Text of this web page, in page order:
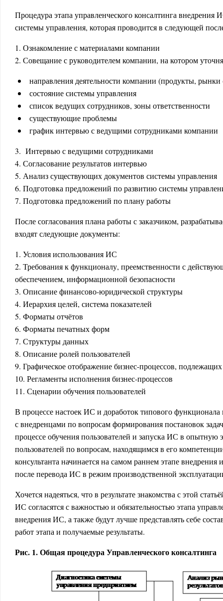
Процедура этапа управленческого консалтинга внедрения
системы управления, которая проводится в следующей
1. Ознакомление с материалами компании
2. Совещание с руководителем компании, на котором
направления деятельности компании (продукты, рынки
состояние системы управления
список ведущих сотрудников, зоны ответственности
существующие проблемы
график интервью с ведущими сотрудниками компании
3. Интервью с ведущими сотрудниками
4. Согласование результатов интервью
5. Анализ существующих документов системы управления
6. Подготовка предложений по развитию системы
7. Подготовка предложений по плану работы
После согласования плана работы с заказчиком,
входят следующие документы:
1. Условия использования ИС
2. Требования к функционалу, преемственности с
обеспечением, информационной безопасности
3. Описание финансово-юридической структуры
4. Иерархия целей, система показателей
5. Форматы отчётов
6. Форматы печатных форм
7. Структуры данных
8. Описание ролей пользователей
9. Графическое отображение бизнес-процессов,
10. Регламенты исполнения бизнес-процессов
11. Сценарии обучения пользователей
В процессе настоек ИС и доработок типового функционала
с внедренцами по вопросам формирования постановок
процессе обучения пользователей и запуска ИС в опытную
пользователей по вопросам, находящимся в его
консультанта начинается на самом раннем этапе внедрения
после перевода ИС в режим производственной
Хочется надеяться, что в результате знакомства с этой
ИС согласятся с важностью и обязательностью этапа
внедрения ИС, а также будут лучше представлять себе
работ этапа и получаемые результаты.
Рис. 1. Общая процедура Управленческого консалтинга